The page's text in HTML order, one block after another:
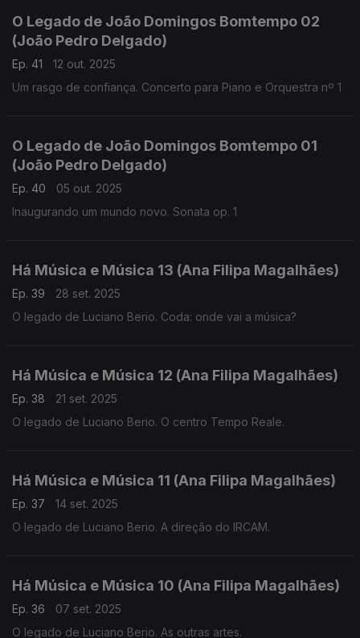
O Legado de João Domingos Bomtempo 02
(João Pedro Delgado)
Ep. 41
12 out. 2025
Um rasgo de confiança. Concerto para Piano e Orquestra nº 1
O Legado de João Domingos Bomtempo 01
(João Pedro Delgado)
Ep. 40
05 out. 2025
Inaugurando um mundo novo. Sonata op. 1
Há Música e Música 13 (Ana Filipa Magalhães)
Ep. 39
28 set. 2025
O legado de Luciano Berio. Coda: onde vai a música?
Há Música e Música 12 (Ana Filipa Magalhães)
Ep. 38
21 set. 2025
O legado de Luciano Berio. O centro Tempo Reale.
Há Música e Música 11 (Ana Filipa Magalhães)
Ep. 37
14 set. 2025
O legado de Luciano Berio. A direção do IRCAM.
Há Música e Música 10 (Ana Filipa Magalhães)
Ep. 36
07 set. 2025
O legado de Luciano Berio. As outras artes.